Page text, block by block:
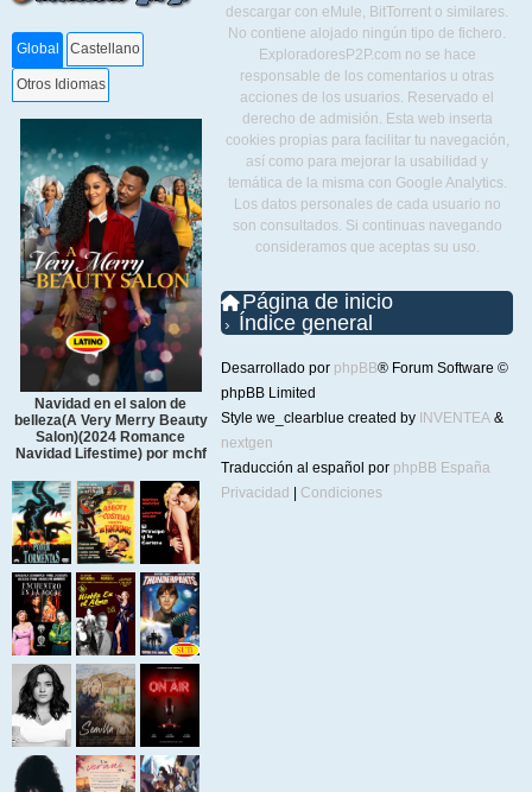
Global Castellano
Otros Idiomas
Navidad en el salon de
belleza(A Very Merry Beauty
Salon)(2024 Romance
Navidad Lifestime) por mchf
descargar con eMule, BitTorrent o similares.
No contiene alojado ningún tipo de fichero.
ExploradoresP2P.com no se hace
responsable de los comentarios u otras
acciones de los usuarios. Reservado el
derecho de admisión. Esta web inserta
cookies propias para facilitar tu navegación,
así como para mejorar la usabilidad y
temática de la misma con Google Analytics.
Los datos personales de cada usuario no
son consultados. Si continuas navegando
consideramos que aceptas su uso.
Página de inicio
Índice general
Desarrollado por phpBB® Forum Software ©
phpBB Limited
Style we_clearblue created by INVENTEA &
nextgen
Traducción al español por phpBB España
Privacidad | Condiciones